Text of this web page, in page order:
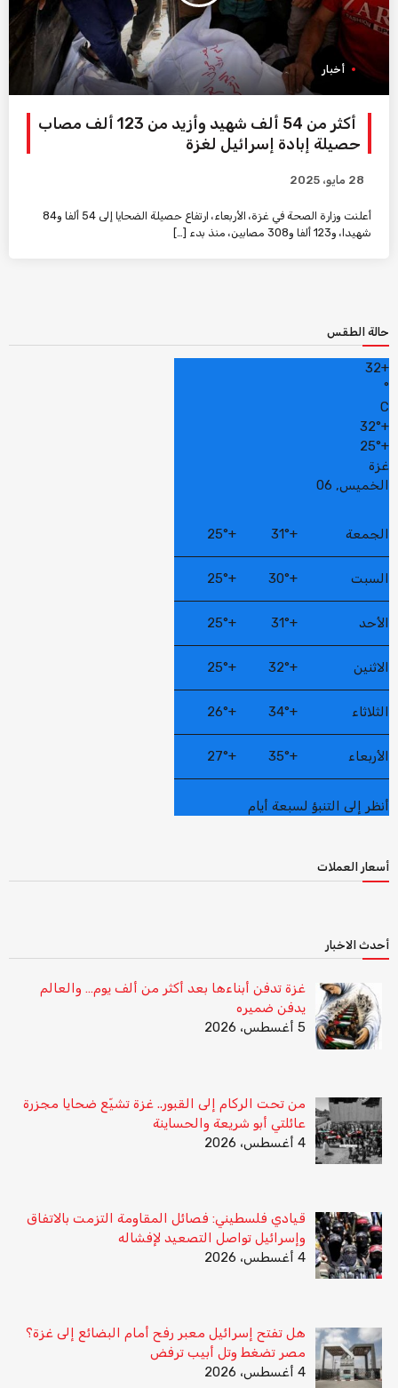
أخبار
أكثر من 54 ألف شهيد وأزيد من 123 ألف مصاب
حصيلة إبادة إسرائيل لغزة
28 مايو، 2025
أعلنت وزارة الصحة في غزة، الأربعاء، ارتفاع حصيلة الضحايا إلى 54 ألفا و84
شهيدا، و123 ألفا و308 مصابين، منذ بدء […]
حالة الطقس
+
32
°
C
+
32°
+
25°
غزة
الخميس, 06
الجمعة +
31°
+
25°
السبت +
30°
+
25°
الأحد +
31°
+
25°
الاثنين +
32°
+
25°
الثلاثاء +
34°
+
26°
الأربعاء +
35°
+
27°
أنظر إلى التنبؤ لسبعة أيام
أسعار العملات
أحدث الاخبار
غزة تدفن أبناءها بعد أكثر من ألف يوم… والعالم
يدفن ضميره
5 أغسطس، 2026
من تحت الركام إلى القبور.. غزة تشيّع ضحايا مجزرة
عائلتي أبو شريعة والحساينة
4 أغسطس، 2026
قيادي فلسطيني: فصائل المقاومة التزمت بالاتفاق
وإسرائيل تواصل التصعيد لإفشاله
4 أغسطس، 2026
هل تفتح إسرائيل معبر رفح أمام البضائع إلى غزة؟
مصر تضغط وتل أبيب ترفض
4 أغسطس، 2026